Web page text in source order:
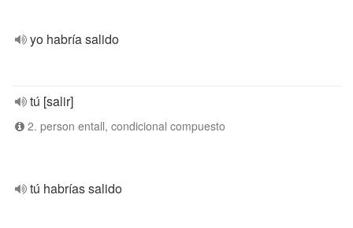
yo habría salido
tú [salir]
2. person entall, condicional compuesto
tú habrías salido